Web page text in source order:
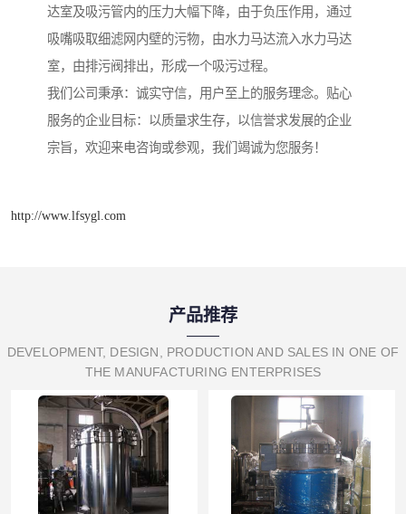
达室及吸污管内的压力大幅下降，由于负压作用，通过
吸嘴吸取细滤网内壁的污物，由水力马达流入水力马达
室，由排污阀排出，形成一个吸污过程。
我们公司秉承：诚实守信，用户至上的服务理念。贴心
服务的企业目标：以质量求生存，以信誉求发展的企业
宗旨，欢迎来电咨询或参观，我们竭诚为您服务！
http://www.lfsygl.com
产品推荐
DEVELOPMENT, DESIGN, PRODUCTION AND SALES IN ONE OF
THE MANUFACTURING ENTERPRISES